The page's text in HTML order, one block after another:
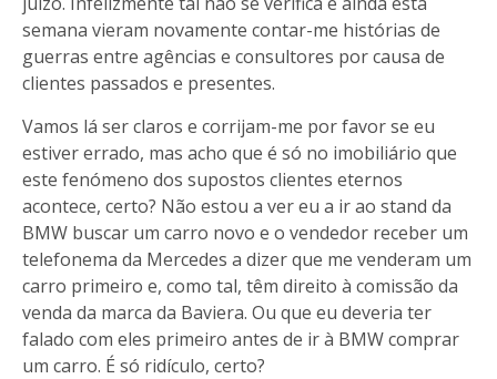
semana vieram novamente contar-me histórias de
guerras entre agências e consultores por causa de
clientes passados e presentes.
Vamos lá ser claros e corrijam-me por favor se eu
estiver errado, mas acho que é só no imobiliário que
este fenómeno dos supostos clientes eternos
acontece, certo? Não estou a ver eu a ir ao stand da
BMW buscar um carro novo e o vendedor receber um
telefonema da Mercedes a dizer que me venderam um
carro primeiro e, como tal, têm direito à comissão da
venda da marca da Baviera. Ou que eu deveria ter
falado com eles primeiro antes de ir à BMW comprar
um carro. É só ridículo, certo?